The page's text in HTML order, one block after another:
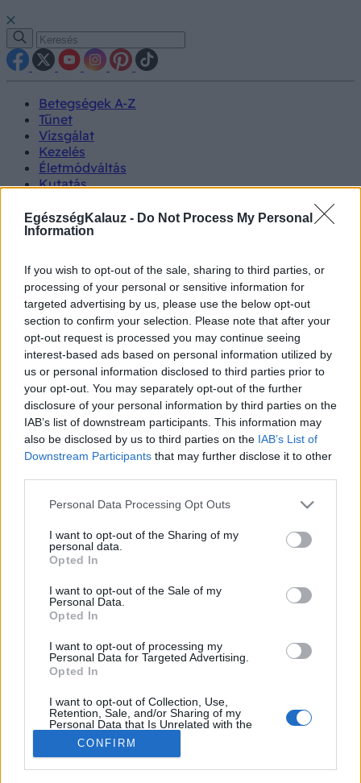
EgészségKalauz - Do Not Process My Personal
Information
If you wish to opt-out of the sale, sharing to third parties, or
processing of your personal or sensitive information for
targeted advertising by us, please use the below opt-out
section to confirm your selection. Please note that after your
opt-out request is processed you may continue seeing
interest-based ads based on personal information utilized by
us or personal information disclosed to third parties prior to
your opt-out. You may separately opt-out of the further
disclosure of your personal information by third parties on the
IAB’s list of downstream participants. This information may
also be disclosed by us to third parties on the IAB’s List of
Downstream Participants that may further disclose it to other
Please note that this website/app uses one or more Google
not limited to your visit or usage behaviour. You may click to
grant or deny consent to Google and its third-party tags to
use your data for below specified purposes in below Google
consent section.
Personal Data Processing Opt Outs
I want to opt-out of the Sharing of my
personal data.
Opted In
I want to opt-out of the Sale of my
Personal Data.
Opted In
I want to opt-out of processing my
Personal Data for Targeted Advertising.
Opted In
I want to opt-out of Collection, Use,
Retention, Sale, and/or Sharing of my
Personal Data that Is Unrelated with the
Purposes for which it was collected.
Opted Out
CONFIRM
Betegségek A-Z
Tünet
Vizsgálat
Kezelés
Életmódváltás
Kutatás
Hírek
Videók
#allergia#influenza#cukorbetegség
#orvosmeteorológia#vérnyomás#stroke#rákbetegség
#pajzsmirigy#reflux#ekcéma#herpesz
Regisztráció
Rákbetegség
Rákbetegség